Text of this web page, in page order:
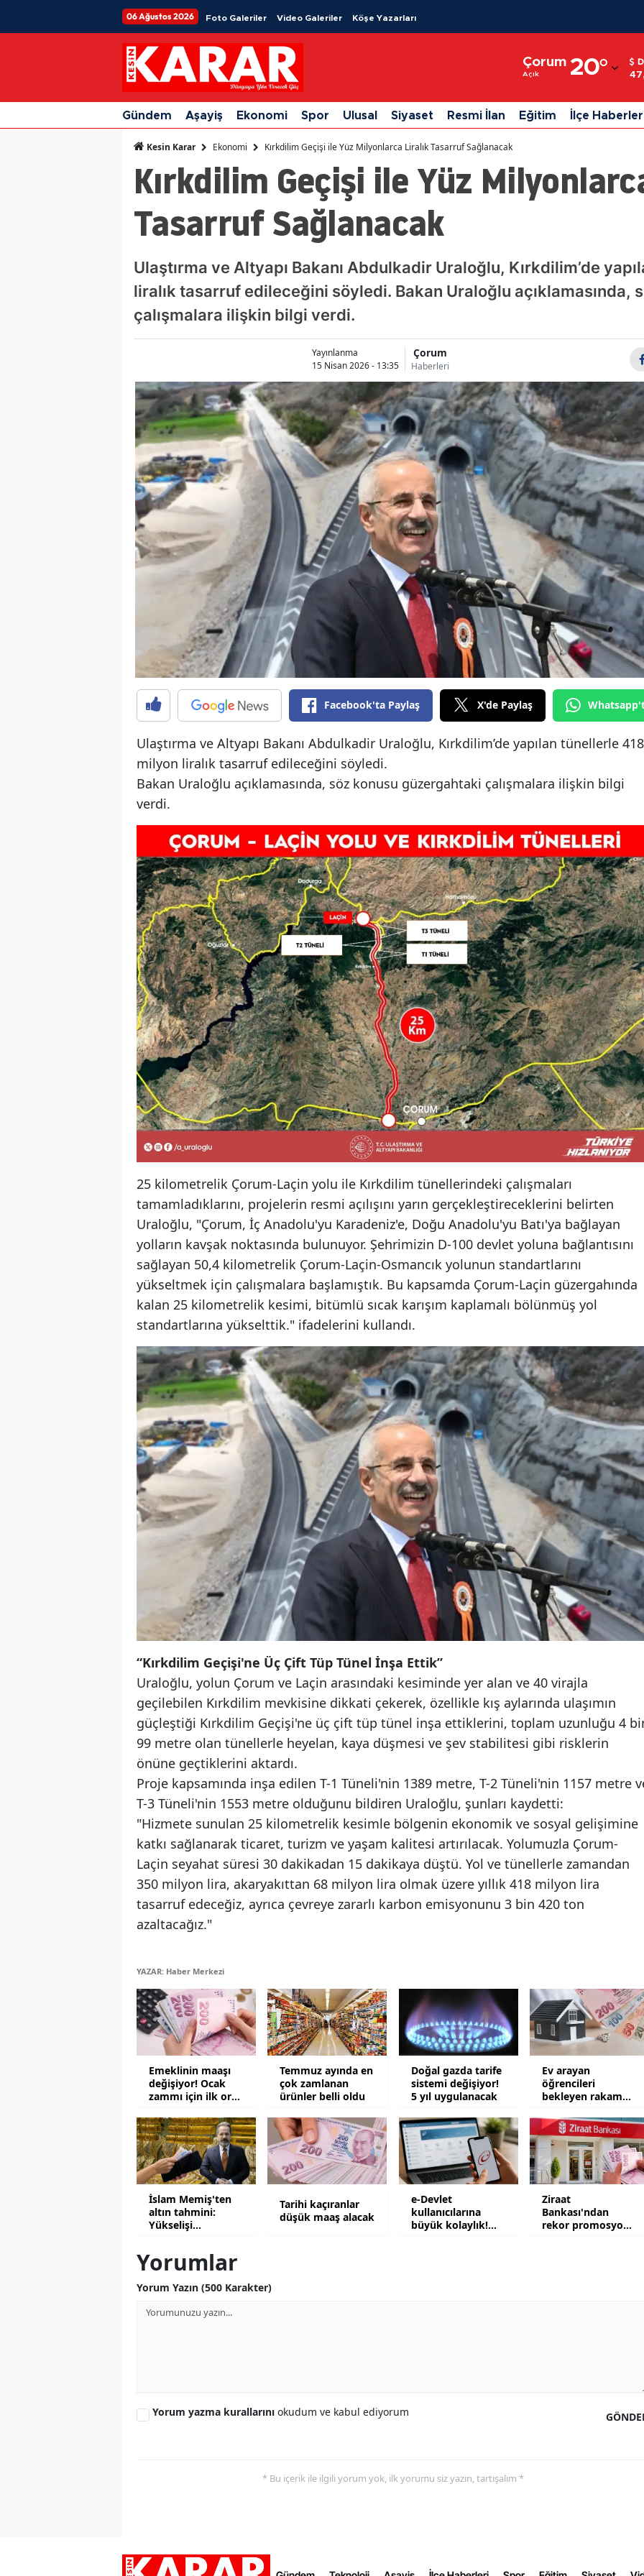
06 Ağustos 2026 Foto Galeriler Video Galeriler Köşe Yazarları
Çorum
Açık 20°
Adıyaman
Afyonkarahisar
Ağrı
Ankara
Aydın
Bilecik
Bitlis
Bolu
Burdur
Bursa
Çanakkale
Çankırı
Çorum
Denizli
Diyarbakır
Edirne
Elazığ
Erzincan
Erzurum
Eskişehir
Giresun
Gümüşhane
Hakkari
Hatay
Isparta
Mersin
İstanbul
İzmir
Kars
Kastamonu
Kayseri
Kırklareli
Kırşehir
Kocaeli
Konya
Kütahya
Malatya
Kahramanmaraş
Mardin
Muğla
Muş
Nevşehir
Niğde
Ordu
Rize
Sakarya
Samsun
Sivas
Tekirdağ
Tokat
Trabzon
Tunceli
Şanlıurfa
Uşak
Zonguldak
Aksaray
Bayburt
Karaman
Kırıkkale
Batman
Şırnak
Bartın
Ardahan
Gündem Aşayiş Ekonomi Spor Ulusal Siyaset Resmi İlan Eğitim İlçe
Kesin Karar Ekonomi Kırkdilim Geçişi ile Yüz Milyonlarca Liralık Tasarruf Sağlanacak
Kırkdilim Geçişi ile Yüz
Tasarruf Sağlanacak
Ulaştırma ve Altyapı Bakanı Abdulkadir Uraloğlu, Kırkdilim’de
liralık tasarruf edileceğini söyledi. Bakan Uraloğlu açıklamasında,
çalışmalara ilişkin bilgi verdi.
Yayınlanma
15 Nisan 2026 - 13:35
Çorum
Haberleri
Facebook'ta Paylaş X'de Paylaş
Ulaştırma ve Altyapı Bakanı Abdulkadir Uraloğlu, Kırkdilim’de yapılan tünellerle 418
milyon liralık tasarruf edileceğini söyledi.
Bakan Uraloğlu açıklamasında, söz konusu güzergahtaki çalışmalara ilişkin bilgi
verdi.
25 kilometrelik Çorum-Laçin yolu ile Kırkdilim tünellerindeki çalışmaları
tamamladıklarını, projelerin resmi açılışını yarın gerçekleştireceklerini belirten
Uraloğlu, "Çorum, İç Anadolu'yu Karadeniz'e, Doğu Anadolu'yu Batı'ya bağlayan
yolların kavşak noktasında bulunuyor. Şehrimizin D-100 devlet yoluna bağlantısını
sağlayan 50,4 kilometrelik Çorum-Laçin-Osmancık yolunun standartlarını
yükseltmek için çalışmalara başlamıştık. Bu kapsamda Çorum-Laçin güzergahında
kalan 25 kilometrelik kesimi, bitümlü sıcak karışım kaplamalı bölünmüş yol
standartlarına yükselttik." ifadelerini kullandı.
“Kırkdilim Geçişi'ne Üç Çift Tüp Tünel İnşa Ettik”
Uraloğlu, yolun Çorum ve Laçin arasındaki kesiminde yer alan ve 40 virajla
geçilebilen Kırkdilim mevkisine dikkati çekerek, özellikle kış aylarında ulaşımın
güçleştiği Kırkdilim Geçişi'ne üç çift tüp tünel inşa ettiklerini, toplam uzunluğu 4
99 metre olan tünellerle heyelan, kaya düşmesi ve şev stabilitesi gibi risklerin
önüne geçtiklerini aktardı.
Proje kapsamında inşa edilen T-1 Tüneli'nin 1389 metre, T-2 Tüneli'nin 1157 metre
T-3 Tüneli'nin 1553 metre olduğunu bildiren Uraloğlu, şunları kaydetti:
"Hizmete sunulan 25 kilometrelik kesimle bölgenin ekonomik ve sosyal gelişimine
katkı sağlanarak ticaret, turizm ve yaşam kalitesi artırılacak. Yolumuzla Çorum-
Laçin seyahat süresi 30 dakikadan 15 dakikaya düştü. Yol ve tünellerle zamandan
350 milyon lira, akaryakıttan 68 milyon lira olmak üzere yıllık 418 milyon lira
tasarruf edeceğiz, ayrıca çevreye zararlı karbon emisyonunu 3 bin 420 ton
azaltacağız."
YAZAR: Haber Merkezi
Emeklinin maaşı
değişiyor! Ocak
zammı için ilk oran
Temmuz ayında en
çok zamlanan
ürünler belli oldu
Doğal gazda tarife
sistemi değişiyor!
5 yıl uygulanacak
Ev arayan
öğrencileri
bekleyen rakam
İslam Memiş'ten
altın tahmini:
Yükselişi
Tarihi kaçıranlar
düşük maaş alacak
e-Devlet
kullanıcılarına
büyük kolaylık!
Ziraat
Bankası'ndan
rekor promosyon!
Yorumlar
Yorum Yazın (500 Karakter)
Yorum yazma kurallarını okudum ve kabul ediyorum
* Bu içerik ile ilgili yorum yok, ilk yorumu siz yazın, tartışalım *